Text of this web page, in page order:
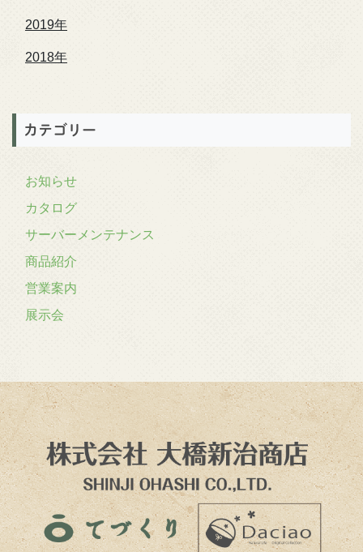
2019年
2018年
カテゴリー
お知らせ
カタログ
サーバーメンテナンス
商品紹介
営業案内
展示会